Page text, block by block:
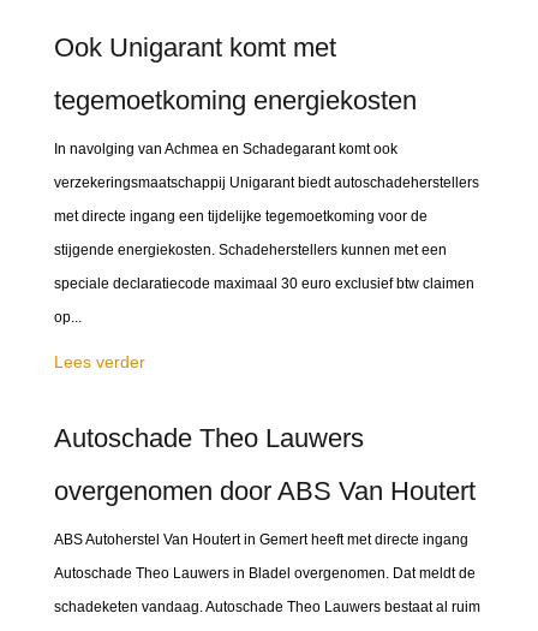
Ook Unigarant komt met
tegemoetkoming energiekosten
In navolging van Achmea en Schadegarant komt ook
verzekeringsmaatschappij Unigarant biedt autoschadeherstellers
met directe ingang een tijdelijke tegemoetkoming voor de
stijgende energiekosten. Schadeherstellers kunnen met een
speciale declaratiecode maximaal 30 euro exclusief btw claimen
op...
Lees verder
Autoschade Theo Lauwers
overgenomen door ABS Van Houtert
ABS Autoherstel Van Houtert in Gemert heeft met directe ingang
Autoschade Theo Lauwers in Bladel overgenomen. Dat meldt de
schadeketen vandaag. Autoschade Theo Lauwers bestaat al ruim